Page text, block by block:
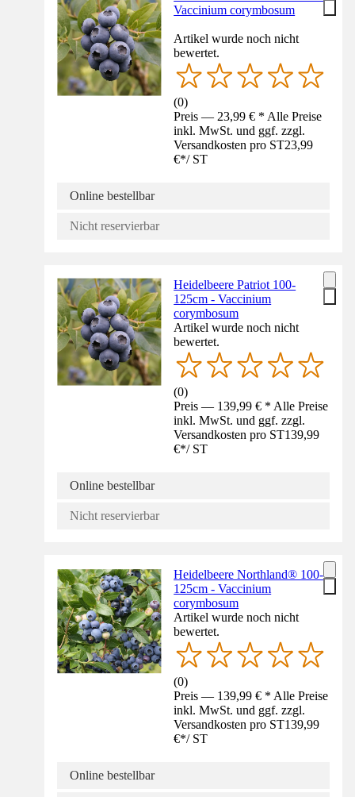
Vaccinium corymbosum
Artikel wurde noch nicht
bewertet.
(0)
Preis — 23,99 € * Alle Preise
inkl. MwSt. und ggf. zzgl.
Versandkosten pro ST23,99
€*/ ST
Online bestellbar
Nicht reservierbar
Heidelbeere Patriot 100-
125cm - Vaccinium
corymbosum
Artikel wurde noch nicht
bewertet.
(0)
Preis — 139,99 € * Alle Preise
inkl. MwSt. und ggf. zzgl.
Versandkosten pro ST139,99
€*/ ST
Online bestellbar
Nicht reservierbar
Heidelbeere Northland® 100-
125cm - Vaccinium
corymbosum
Artikel wurde noch nicht
bewertet.
(0)
Preis — 139,99 € * Alle Preise
inkl. MwSt. und ggf. zzgl.
Versandkosten pro ST139,99
€*/ ST
Online bestellbar